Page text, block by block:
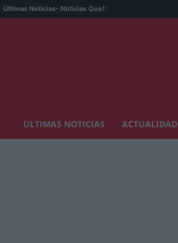
Últimas Noticias- Noticias Que!:
ÚLTIMAS NOTICIAS ACTUALIDAD